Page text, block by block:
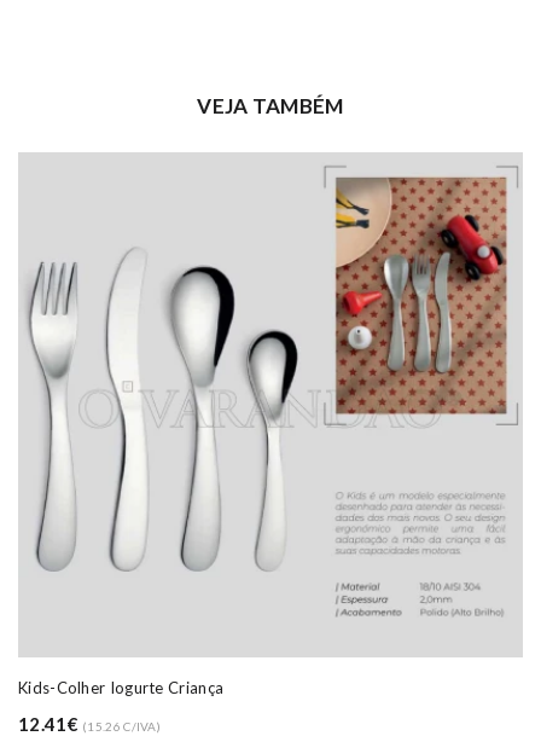
VEJA TAMBÉM
Kids-Colher Iogurte Criança
12.41€ (15.26 C/IVA)